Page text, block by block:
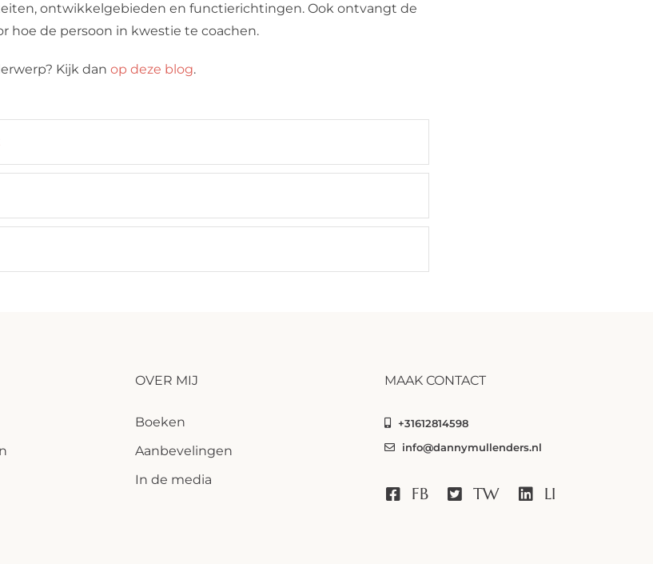
ontwikkelgebieden en functierichtingen. Ook ontvangt de
hoe de persoon in kwestie te coachen.
Kijk dan op deze blog.
OVER MIJ
Boeken
Aanbevelingen
In de media
MAAK CONTACT
+31612814598
info@dannymullenders.nl
FB TW LI